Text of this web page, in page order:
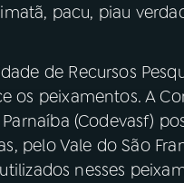
pacu, piau
de Recursos
os peixamentos. A
(Codevasf)
pelo Vale do São
nesses